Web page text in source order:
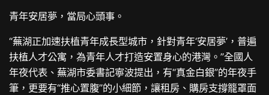
青年安居夢，當局心頭事。
“蕪湖正加速扶植青年成長型城市，針對青年‘安居夢’，普遍
扶植人才公寓，為青年人才打造安置身心的港灣。”全國人
年夜代表、蕪湖市委書記寧波提出，有“真金白銀”的年夜手
筆，更要有“推心置腹”的小細節，讓租房、購房支撐籠罩面